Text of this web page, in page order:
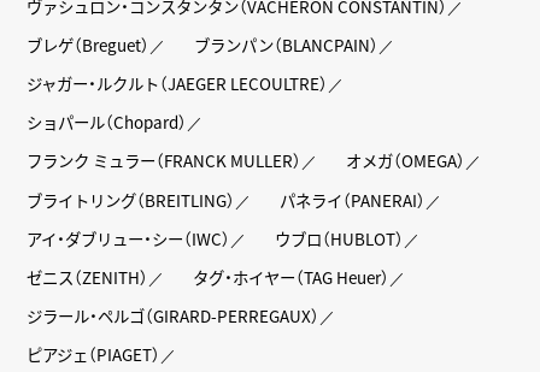
ヴァシュロン・コンスタンタン（VACHERON CONSTANTIN）
ブレゲ（Breguet）
ブランパン（BLANCPAIN）
ジャガー・ルクルト（JAEGER LECOULTRE）
ショパール（Chopard）
フランク ミュラー（FRANCK MULLER）
オメガ（OMEGA）
ブライトリング（BREITLING）
パネライ（PANERAI）
アイ・ダブリュー・シー（IWC）
ウブロ（HUBLOT）
ゼニス（ZENITH）
タグ・ホイヤー（TAG Heuer）
ジラール・ペルゴ（GIRARD-PERREGAUX）
ピアジェ（PIAGET）